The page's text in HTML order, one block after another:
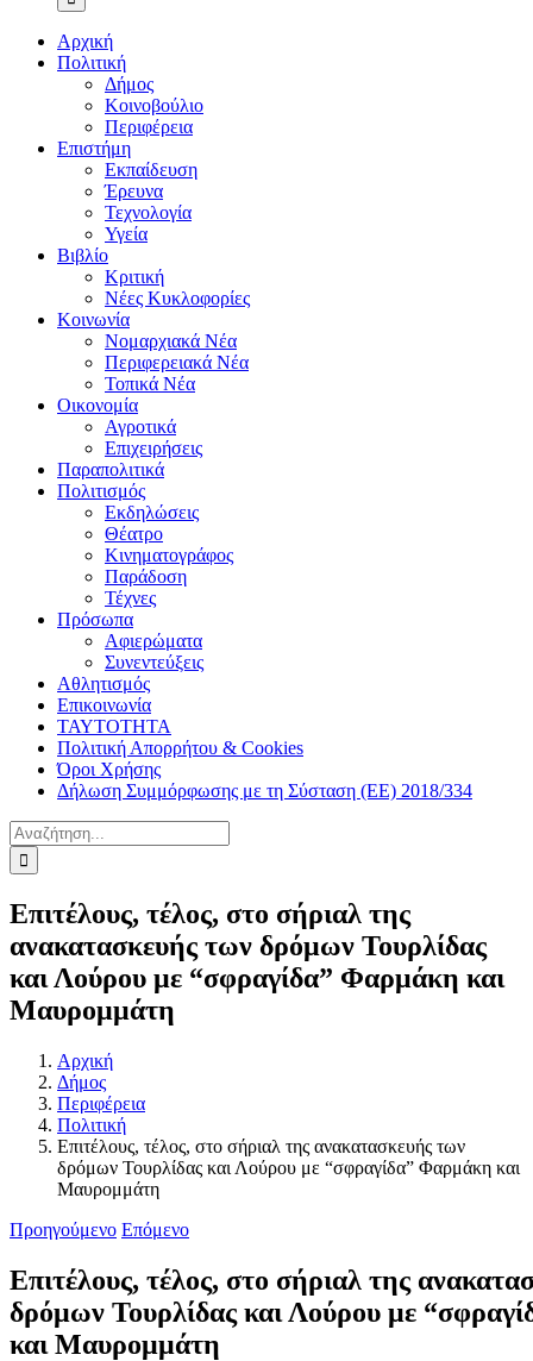
Αρχική
Πολιτική
Δήμος
Κοινοβούλιο
Περιφέρεια
Επιστήμη
Εκπαίδευση
Έρευνα
Τεχνολογία
Υγεία
Βιβλίο
Κριτική
Νέες Κυκλοφορίες
Κοινωνία
Νομαρχιακά Νέα
Περιφερειακά Νέα
Τοπικά Νέα
Οικονομία
Αγροτικά
Επιχειρήσεις
Παραπολιτικά
Πολιτισμός
Εκδηλώσεις
Θέατρο
Κινηματογράφος
Παράδοση
Τέχνες
Πρόσωπα
Αφιερώματα
Συνεντεύξεις
Αθλητισμός
Επικοινωνία
ΤΑΥΤΟΤΗΤΑ
Πολιτική Απορρήτου & Cookies
Όροι Χρήσης
Δήλωση Συμμόρφωσης με τη Σύσταση (ΕΕ) 2018/334
Αναζήτηση
για:
Επιτέλους, τέλος, στο σήριαλ της
ανακατασκευής των δρόμων Τουρλίδας
και Λούρου με “σφραγίδα” Φαρμάκη και
Μαυρομμάτη
Αρχική
Δήμος
Περιφέρεια
Πολιτική
Επιτέλους, τέλος, στο σήριαλ της ανακατασκευής των
δρόμων Τουρλίδας και Λούρου με “σφραγίδα” Φαρμάκη και
Μαυρομμάτη
Προηγούμενο Επόμενο
Επιτέλους, τέλος, στο σήριαλ της
δρόμων Τουρλίδας και Λούρου με
και Μαυρομμάτη